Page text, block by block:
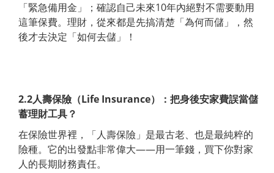
「緊急備用金」；確認自己未來10年內絕對不需要動用
這筆保費。理財，從來都是先搞清楚「為何而儲」，然
後才去決定「如何去儲」！
2.2人壽保險 （Life Insurance）：把身後安家費誤當儲
蓄理財工具？
在保險世界裡，「人壽保險」是最古老、也是最純粹的
險種。它的出發點非常偉大——用一筆錢，買下你對家
人的長期財務責任。